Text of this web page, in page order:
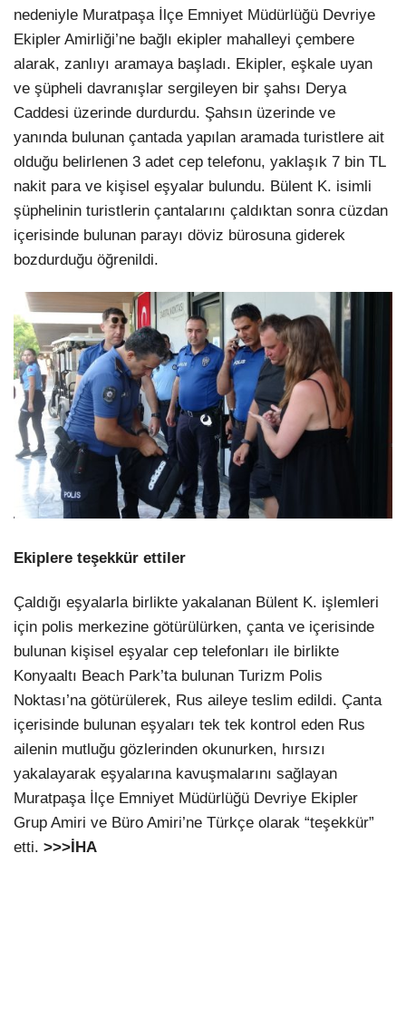
nedeniyle Muratpaşa İlçe Emniyet Müdürlüğü Devriye
Ekipler Amirliği’ne bağlı ekipler mahalleyi çembere
alarak, zanlıyı aramaya başladı. Ekipler, eşkale uyan
ve şüpheli davranışlar sergileyen bir şahsı Derya
Caddesi üzerinde durdurdu. Şahsın üzerinde ve
yanında bulunan çantada yapılan aramada turistlere ait
olduğu belirlenen 3 adet cep telefonu, yaklaşık 7 bin TL
nakit para ve kişisel eşyalar bulundu. Bülent K. isimli
şüphelinin turistlerin çantalarını çaldıktan sonra cüzdan
içerisinde bulunan parayı döviz bürosuna giderek
bozdurduğu öğrenildi.
Ekiplere teşekkür ettiler
Çaldığı eşyalarla birlikte yakalanan Bülent K. işlemleri
için polis merkezine götürülürken, çanta ve içerisinde
bulunan kişisel eşyalar cep telefonları ile birlikte
Konyaaltı Beach Park’ta bulunan Turizm Polis
Noktası’na götürülerek, Rus aileye teslim edildi. Çanta
içerisinde bulunan eşyaları tek tek kontrol eden Rus
ailenin mutluğu gözlerinden okunurken, hırsızı
yakalayarak eşyalarına kavuşmalarını sağlayan
Muratpaşa İlçe Emniyet Müdürlüğü Devriye Ekipler
Grup Amiri ve Büro Amiri’ne Türkçe olarak “teşekkür”
etti. >>>İHA